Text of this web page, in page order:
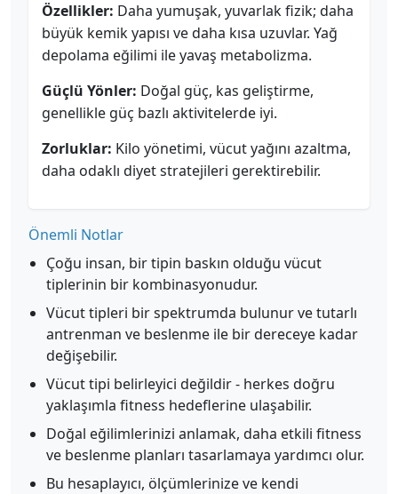
Özellikler: Daha yumuşak, yuvarlak fizik; daha
büyük kemik yapısı ve daha kısa uzuvlar. Yağ
depolama eğilimi ile yavaş metabolizma.
Güçlü Yönler: Doğal güç, kas geliştirme,
genellikle güç bazlı aktivitelerde iyi.
Zorluklar: Kilo yönetimi, vücut yağını azaltma,
daha odaklı diyet stratejileri gerektirebilir.
Önemli Notlar
Çoğu insan, bir tipin baskın olduğu vücut
tiplerinin bir kombinasyonudur.
Vücut tipleri bir spektrumda bulunur ve tutarlı
antrenman ve beslenme ile bir dereceye kadar
değişebilir.
Vücut tipi belirleyici değildir - herkes doğru
yaklaşımla fitness hedeflerine ulaşabilir.
Doğal eğilimlerinizi anlamak, daha etkili fitness
ve beslenme planları tasarlamaya yardımcı olur.
Bu hesaplayıcı, ölçümlerinize ve kendi